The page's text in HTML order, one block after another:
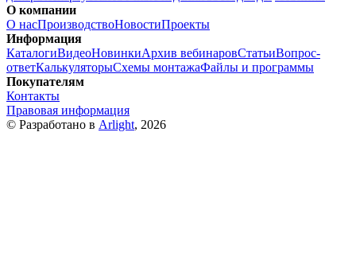
О компании
О насПроизводствоНовостиПроекты
Информация
КаталогиВидеоНовинкиАрхив вебинаровСтатьиВопрос-
ответКалькуляторыСхемы монтажаФайлы и программы
Покупателям
Контакты
Правовая информация
© Разработано в Arlight, 2026